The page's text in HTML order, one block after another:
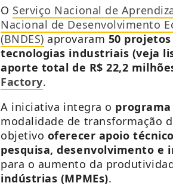
O Serviço Nacional de
Nacional de Desenvolvimento
(BNDES) aprovaram 50
tecnologias industriais (veja
aporte total de R$ 22,2
Factory.
A iniciativa integra o programa
modalidade de transformação
objetivo oferecer apoio
pesquisa, desenvolvimento e
para o aumento da
indústrias (MPMEs).